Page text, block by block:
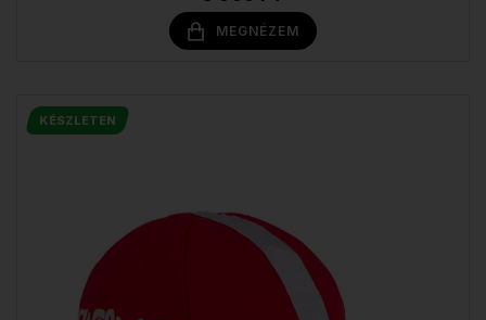
MEGNÉZEM
KÉSZLETEN